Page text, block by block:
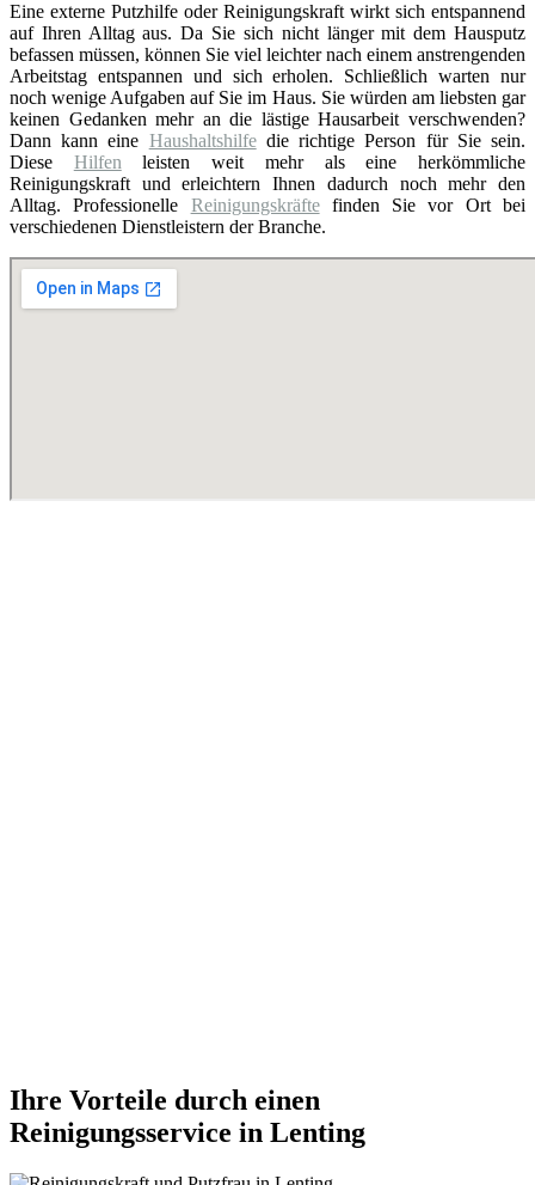
Eine externe Putzhilfe oder Reinigungskraft wirkt sich entspannend
auf Ihren Alltag aus. Da Sie sich nicht länger mit dem Hausputz
befassen müssen, können Sie viel leichter nach einem anstrengenden
Arbeitstag entspannen und sich erholen. Schließlich warten nur
noch wenige Aufgaben auf Sie im Haus. Sie würden am liebsten gar
keinen Gedanken mehr an die lästige Hausarbeit verschwenden?
Dann kann eine Haushaltshilfedie richtige Person für Sie sein.
Diese Hilfenleisten weit mehr als eine herkömmliche
Reinigungskraft und erleichtern Ihnen dadurch noch mehr den
Alltag. Professionelle Reinigungskräftefinden Sie vor Ort bei
verschiedenen Dienstleistern der Branche.
Ihre Vorteile durch einen
Reinigungsservice in Lenting